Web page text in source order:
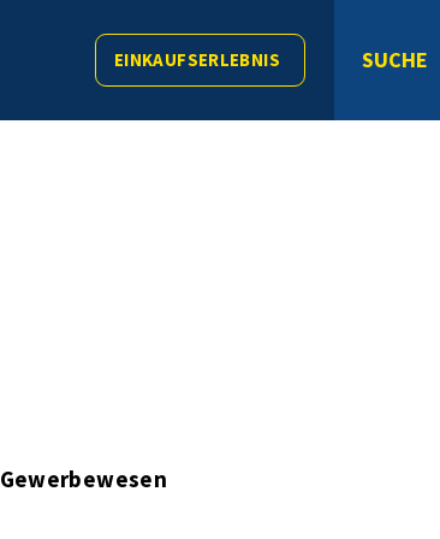
EINKAUFSERLEBNIS SUCHE
Gewerbewesen